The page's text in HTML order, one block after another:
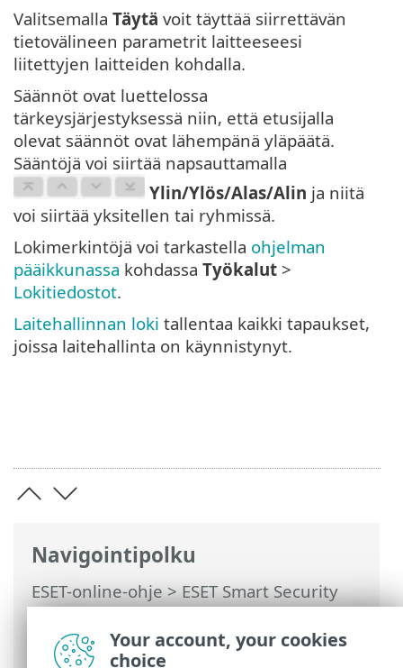
Navigointipolku
ESET-online-ohje>ESET Smart Security
Premium>Lisäasetukset>Suojaukset>
Laitehallinta> Laitehallinnan
sääntöeditori
Valitsemalla Täytä voit täyttää siirrettävän
tietovälineen parametrit laitteeseesi
liitettyjen laitteiden kohdalla.
Säännöt ovat luettelossa
tärkeysjärjestyksessä niin, että etusijalla
olevat säännöt ovat lähempänä yläpäätä.
Sääntöjä voi siirtää napsauttamalla
Ylin/Ylös/Alas/Alin ja niitä
voi siirtää yksitellen tai ryhmissä.
Lokimerkintöjä voi tarkastella ohjelman
pääikkunassa kohdassa Työkalut >
Lokitiedostot.
Laitehallinnan loki tallentaa kaikki tapaukset,
joissa laitehallinta on käynnistynyt.
Your account, your cookies
choice